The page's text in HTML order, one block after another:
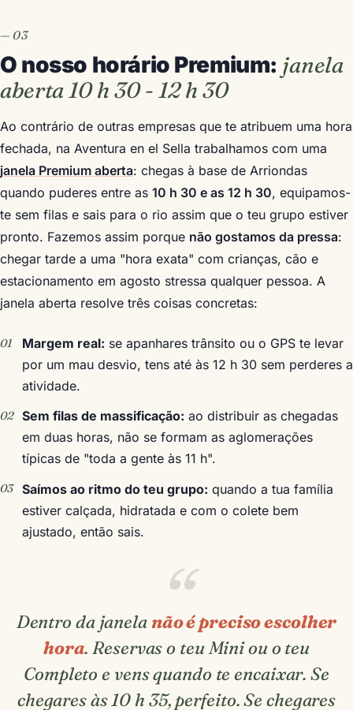
O nosso horário Premium: janela
aberta 10 h 30 - 12 h 30
Ao contrário de outras empresas que te atribuem uma hora
fechada, na Aventura en el Sella trabalhamos com uma
janela Premium aberta: chegas à base de Arriondas
quando puderes entre as 10 h 30 e as 12 h 30, equipamos-
te sem filas e sais para o rio assim que o teu grupo estiver
pronto. Fazemos assim porque não gostamos da pressa:
chegar tarde a uma "hora exata" com crianças, cão e
estacionamento em agosto stressa qualquer pessoa. A
janela aberta resolve três coisas concretas:
Margem real: se apanhares trânsito ou o GPS te levar
por um mau desvio, tens até às 12 h 30 sem perderes a
atividade.
Sem filas de massificação: ao distribuir as chegadas
em duas horas, não se formam as aglomerações
típicas de "toda a gente às 11 h".
Saímos ao ritmo do teu grupo: quando a tua família
estiver calçada, hidratada e com o colete bem
ajustado, então sais.
Dentro da janela não é preciso escolher
hora. Reservas o teu Mini ou o teu
Completo e vens quando te encaixar. Se
chegares às 10 h 35, perfeito. Se chegares